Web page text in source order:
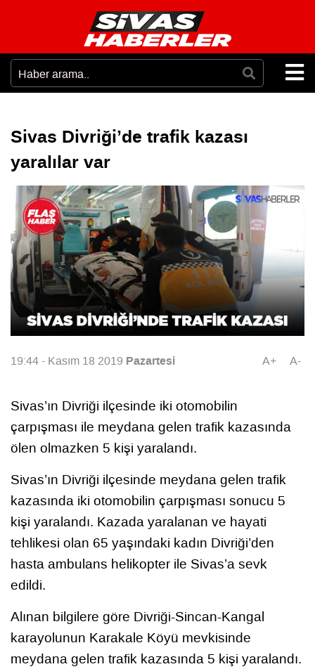
Sivas Divriği’de trafik kazası
yaralılar var
19:44 - Kasım 18 2019 Pazartesi A+ A-
Sivas’ın Divriği ilçesinde iki otomobilin
çarpışması ile meydana gelen trafik kazasında
ölen olmazken 5 kişi yaralandı.
Sivas’ın Divriği ilçesinde meydana gelen trafik
kazasında iki otomobilin çarpışması sonucu 5
kişi yaralandı. Kazada yaralanan ve hayati
tehlikesi olan 65 yaşındaki kadın Divriği’den
hasta ambulans helikopter ile Sivas’a sevk
edildi.
Alınan bilgilere göre Divriği-Sincan-Kangal
karayolunun Karakale Köyü mevkisinde
meydana gelen trafik kazasında 5 kişi yaralandı.